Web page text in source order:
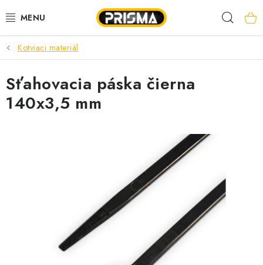
na
AKCIE
LED PÁSY
MODULÁRNE PRÍSTROJE
SVORKY, ROZBOČOVAČE A OSTATNÉ
Kotviaci materiál
Sťahovacia páska čierna
140x3,5 mm